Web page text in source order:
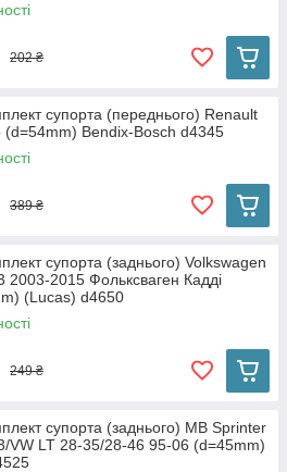
202 ₴
супорта (переднього) Renault
(d=54mm) Bendix-Bosch d4345
389 ₴
супорта (заднього) Volkswagen
2003-2015 Фольксваген Кадді
(Lucas) d4650
249 ₴
супорта (заднього) MB Sprinter
VW LT 28-35/28-46 95-06 (d=45mm)